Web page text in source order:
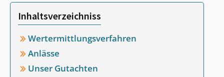
Inhaltsverzeichniss
Wertermittlungsverfahren
Anlässe
Unser Gutachten